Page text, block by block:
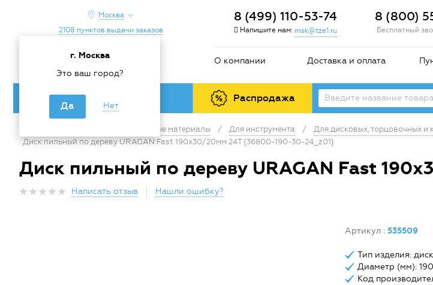
Москва
г. Москва
Это ваш город?
Да Нет
2108 пунктов выдачи заказов
8 (499) 110-53-74
Напишите нам: msk@tze1.ru
8 (800)
Бесплатный
О компании Доставка и оплата
Каталог товаров Распродажа
Расходные материалы / Для инструмента / Для дисковых, торцовочных и
Диск пильный по дереву URAGAN Fast 190х30/20мм 24Т {36800-190-30-24_z01}
Диск пильный по дереву URAGAN Fast
Написать отзыв Нашли ошибку?
Артикул : 535509
Тип изделия:
Диаметр (мм): 190
Код